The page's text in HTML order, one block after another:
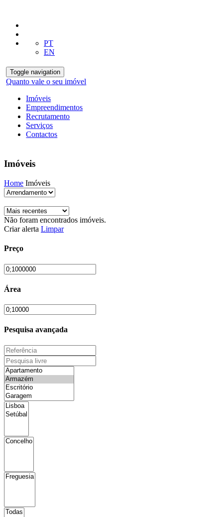
PT
EN
Toggle navigation
Quanto vale o seu imóvel
Imóveis
Empreendimentos
Recrutamento
Serviços
Contactos
Imóveis
Home Imóveis
Não foram encontrados imóveis.
Criar alerta Limpar
Preço
Área
Pesquisa avançada